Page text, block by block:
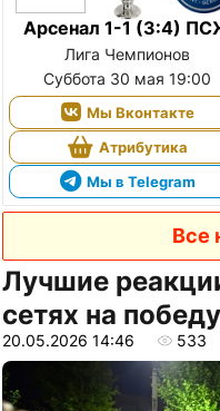
Арсенал 1-1 (3:4)
Лига Чемпионов
Суббота 30 мая 19:00
Мы Вконтакте
Атрибутика
Мы в Telegram
Все
Лучшие
сетях на
20.05.2026 14:46 533